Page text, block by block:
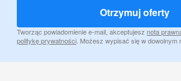
Otrzymuj oferty
Tworząc powiadomienie e-mail, akceptujesz nota
politykę prywatności . Możesz wypisać się w dowolnym